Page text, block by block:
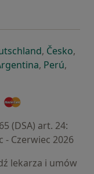
karcie
w nowej karcie
się w nowej
otwiera się
, Česko,
karcie
w nowej karcie
się w nowej
otwiera się
, Perú,
(DSA) art. 24:
- Czerwiec 2026
lekarza i umów